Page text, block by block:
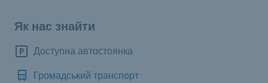
Як нас знайти
Доступна автостоянка
Громадський транспорт